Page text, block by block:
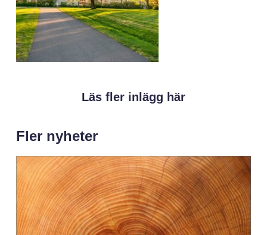
Läs fler inlägg här
Fler nyheter